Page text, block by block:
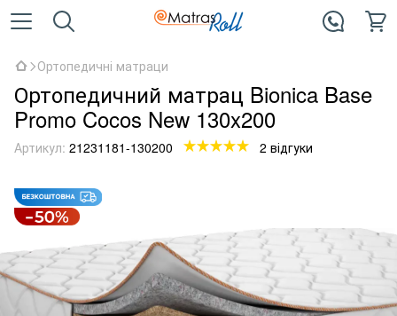
Ортопедичні матраци
Ортопедичний матрац Bionica Base
Promo Cocos New 130x200
Артикул: 21231181-130200 2 відгуки